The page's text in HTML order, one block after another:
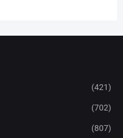
(421)
(702)
(807)